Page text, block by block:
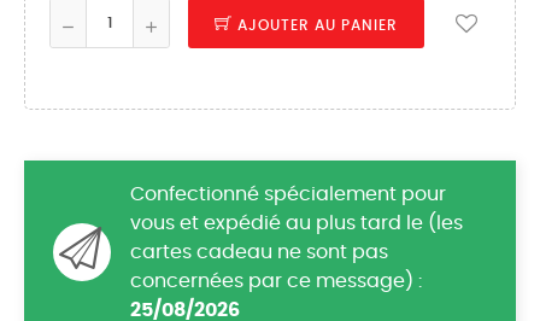
AJOUTER AU PANIER
Confectionné spécialement pour
vous et expédié au plus tard le (les
cartes cadeau ne sont pas
concernées par ce message) :
25/08/2026